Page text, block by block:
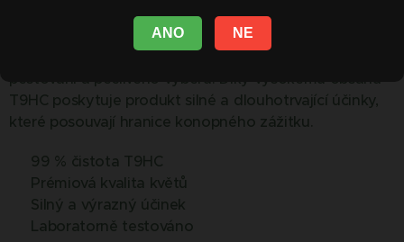
ANO NE
Canapuff T9HC květy přinášejí extrémní intenzitu
spojenou s prvotřídní kvalitou a autentickým
T9HC poskytuje produkt silné a dlouhotrvající účinky,
které posouvají hranice konopného zážitku.
✅ 99 % čistota T9HC
✅ Prémiová kvalita květů
✅ Silný a výrazný účinek
✅ Laboratorně testováno